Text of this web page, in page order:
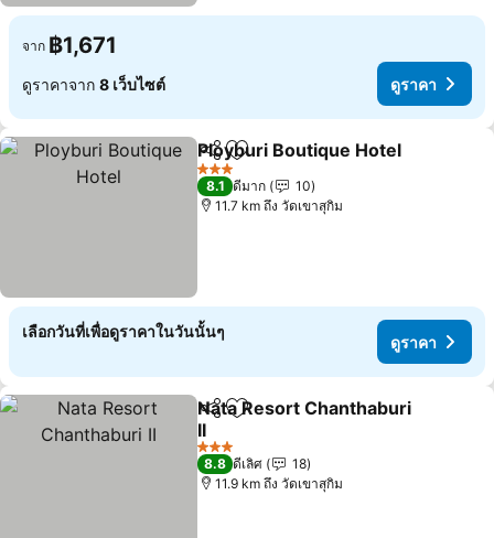
จาก ฿1,671
ดูราคาจาก 8 เว็บไซต์ ดูราคา
แชร์ เพิ่มในรายการโปรด
Ployburi Boutique Hotel
3 ดาว
8.1 ดีมาก
10
11.7 km ถึง วัดเขาสุกิม
เลือกวันที่เพื่อดูราคาในวันนั้นๆ
ดูราคา
แชร์ เพิ่มในรายการโปรด
Nata Resort Chanthaburi
II
3 ดาว
8.8 ดีเลิศ
18
11.9 km ถึง วัดเขาสุกิม